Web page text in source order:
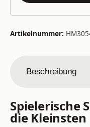
Artikelnummer:
Beschreibung
Spielerische
die Kleinsten